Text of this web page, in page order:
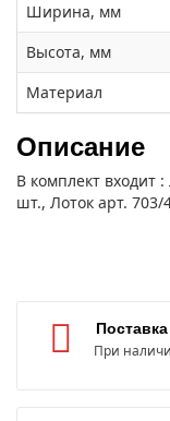
Ширина, мм
Высота, мм
Материал
Описание
В комплект входит
шт., Лоток арт.
При